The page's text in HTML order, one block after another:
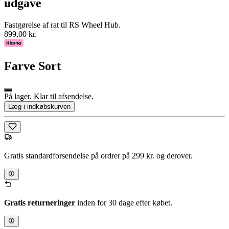
udgave
Fastgørelse af rat til RS Wheel Hub.
899,00 kr.
Farve Sort
På lager. Klar til afsendelse.
Læg i indkøbskurven
Gratis standardforsendelse på ordrer på 299 kr. og derover.
Gratis returneringer inden for 30 dage efter købet.